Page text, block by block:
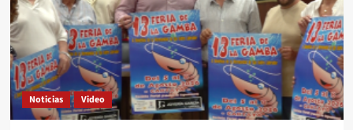
Noticias Video